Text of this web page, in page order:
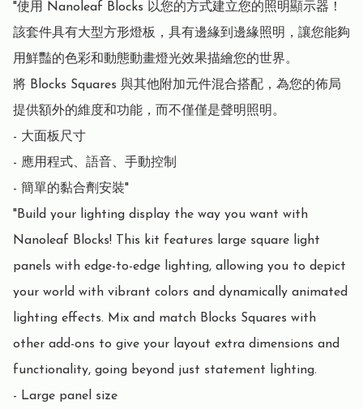
"使用 Nanoleaf Blocks 以您的方式建立您的照明顯示器！
該套件具有大型方形燈板，具有邊緣到邊緣照明，讓您能夠
用鮮豔的色彩和動態動畫燈光效果描繪您的世界。
將 Blocks Squares 與其他附加元件混合搭配，為您的佈局
提供額外的維度和功能，而不僅僅是聲明照明。
- 大面板尺寸
- 應用程式、語音、手動控制
- 簡單的黏合劑安裝"
"Build your lighting display the way you want with
Nanoleaf Blocks! This kit features large square light
panels with edge-to-edge lighting, allowing you to depict
your world with vibrant colors and dynamically animated
lighting effects. Mix and match Blocks Squares with
other add-ons to give your layout extra dimensions and
functionality, going beyond just statement lighting.
- Large panel size